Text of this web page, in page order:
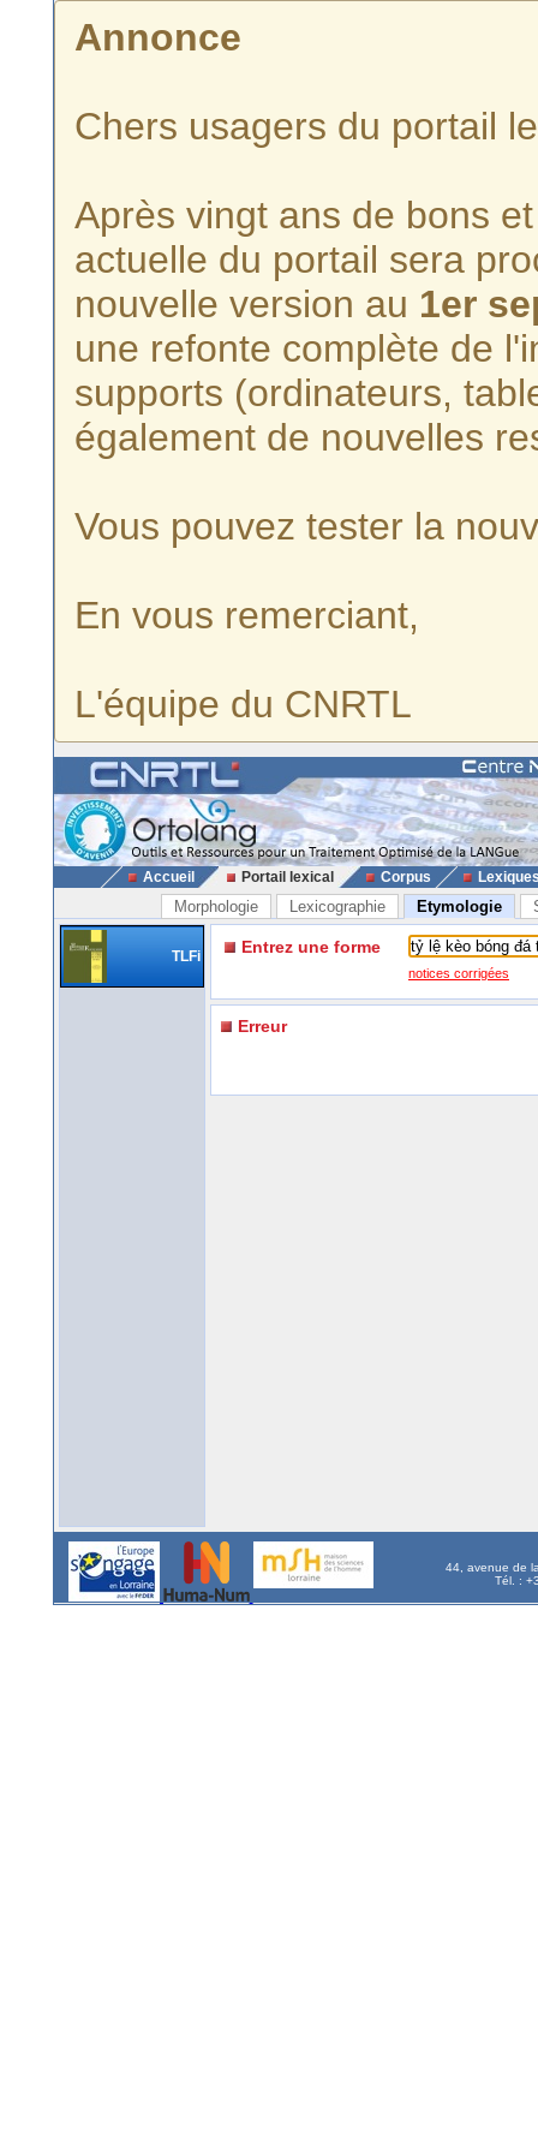
Annonce
Chers usagers du portail
Après vingt ans de bons
actuelle du portail sera
nouvelle version au 1er
une refonte complète de
supports (ordinateurs,
également de nouvelles
Vous pouvez tester la
En vous remerciant,
L'équipe du CNRTL
Accueil Portail lexical Corpus
Morphologie Lexicographie Etymologie
TLFi Entrez une forme
notices corrigées
Erreur
44, avenue de
Tél. :